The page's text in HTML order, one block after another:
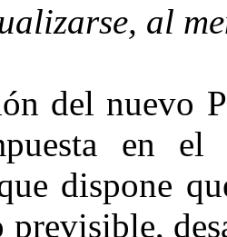
al
del nuevo
en
dispone
previsible,